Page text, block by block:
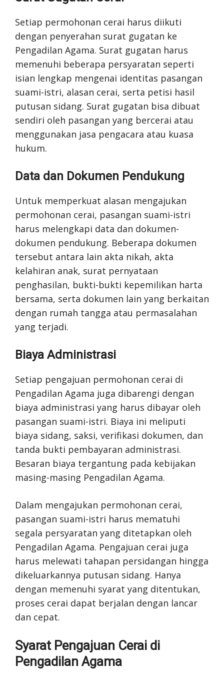
Setiap permohonan cerai harus diikuti
dengan penyerahan surat gugatan ke
Pengadilan Agama. Surat gugatan harus
memenuhi beberapa persyaratan seperti
isian lengkap mengenai identitas pasangan
suami-istri, alasan cerai, serta petisi hasil
putusan sidang. Surat gugatan bisa dibuat
sendiri oleh pasangan yang bercerai atau
menggunakan jasa pengacara atau kuasa
hukum.
Data dan Dokumen Pendukung
Untuk memperkuat alasan mengajukan
permohonan cerai, pasangan suami-istri
harus melengkapi data dan dokumen-
dokumen pendukung. Beberapa dokumen
tersebut antara lain akta nikah, akta
kelahiran anak, surat pernyataan
penghasilan, bukti-bukti kepemilikan harta
bersama, serta dokumen lain yang berkaitan
dengan rumah tangga atau permasalahan
yang terjadi.
Biaya Administrasi
Setiap pengajuan permohonan cerai di
Pengadilan Agama juga dibarengi dengan
biaya administrasi yang harus dibayar oleh
pasangan suami-istri. Biaya ini meliputi
biaya sidang, saksi, verifikasi dokumen, dan
tanda bukti pembayaran administrasi.
Besaran biaya tergantung pada kebijakan
masing-masing Pengadilan Agama.
Dalam mengajukan permohonan cerai,
pasangan suami-istri harus mematuhi
segala persyaratan yang ditetapkan oleh
Pengadilan Agama. Pengajuan cerai juga
harus melewati tahapan persidangan hingga
dikeluarkannya putusan sidang. Hanya
dengan memenuhi syarat yang ditentukan,
proses cerai dapat berjalan dengan lancar
dan cepat.
Syarat Pengajuan Cerai di
Pengadilan Agama